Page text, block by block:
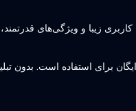
زیبا و ویژگی‌های